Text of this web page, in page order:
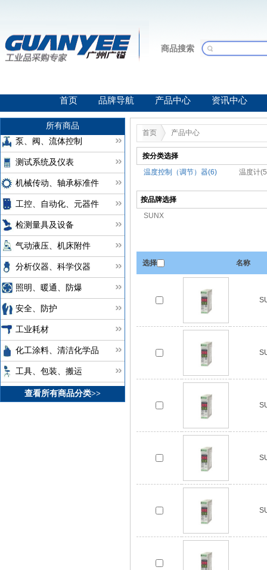
商品搜索
首页 品牌导航 产品中心 资讯中心
所有商品
泵、阀、流体控制
测试系统及仪表
机械传动、轴承标准件
工控、自动化、元器件
检测量具及设备
气动液压、机床附件
分析仪器、科学仪器
照明、暖通、防爆
安全、防护
工业耗材
化工涂料、清洁化学品
工具、包装、搬运
查看所有商品分类>>
首页 产品中心
按分类选择
温度控制（调节）器(6)
温度计
按品牌选择
SUNX
选择 名称